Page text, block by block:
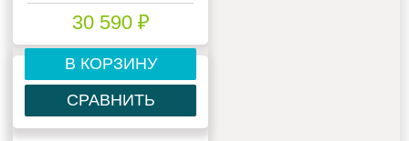
30 590 ₽
В КОРЗИНУ
СРАВНИТЬ